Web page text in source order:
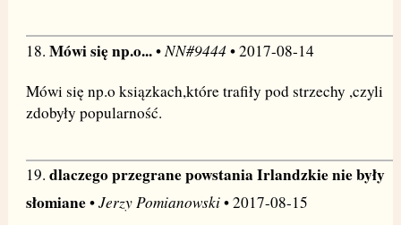
18. Mówi się np.o...•NN#9444• 2017-08-14
Mówi się np.o ksiązkach,które trafiły pod strzechy ,czyli
zdobyły popularność.
19. dlaczego przegrane powstania Irlandzkie nie były
słomiane•Jerzy Pomianowski• 2017-08-15